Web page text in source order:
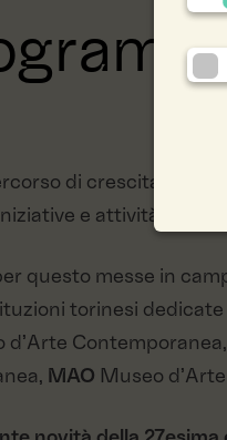
di crescita di
e attività che
questo messe in
torinesi dedicate
d’Arte Contemporanea,
MAO Museo